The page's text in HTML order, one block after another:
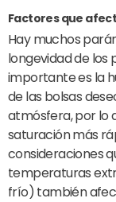
Factores que
Hay muchos
longevidad de los
importante es la
de las bolsas
atmósfera, por lo
saturación más
consideraciones
temperaturas
frío) también